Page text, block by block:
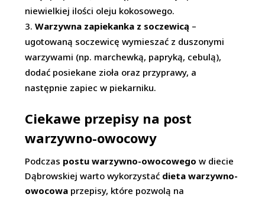
niewielkiej ilości oleju kokosowego.
Warzywna zapiekanka z soczewicą –
ugotowaną soczewicę wymieszać z duszonymi
warzywami (np. marchewką, papryką, cebulą),
dodać posiekane zioła oraz przyprawy, a
następnie zapiec w piekarniku.
Ciekawe przepisy na post
warzywno-owocowy
Podczas postu warzywno-owocowego w diecie
Dąbrowskiej warto wykorzystać dieta warzywno-
owocowa przepisy, które pozwolą na